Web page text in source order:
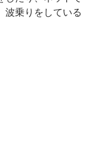
波乗りをしている